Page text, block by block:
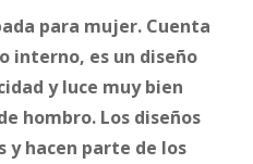
para mujer. Cuenta
interno, es un diseño
y luce muy bien
hombro. Los diseños
y hacen parte de los